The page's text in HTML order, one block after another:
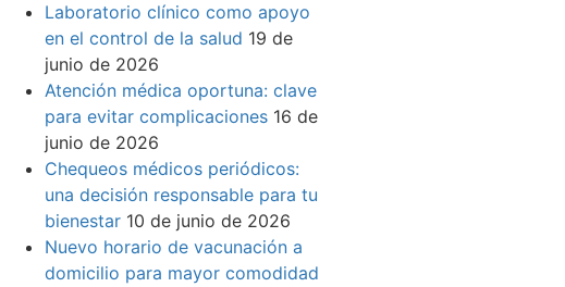
Laboratorio clínico como apoyo
en el control de la salud 19 de
junio de 2026
Atención médica oportuna: clave
para evitar complicaciones 16 de
junio de 2026
Chequeos médicos periódicos:
una decisión responsable para tu
bienestar 10 de junio de 2026
Nuevo horario de vacunación a
domicilio para mayor comodidad